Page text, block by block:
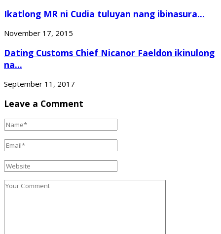
Ikatlong MR ni Cudia tuluyan nang ibinasura...
November 17, 2015
Dating Customs Chief Nicanor Faeldon ikinulong
na...
September 11, 2017
Leave a Comment